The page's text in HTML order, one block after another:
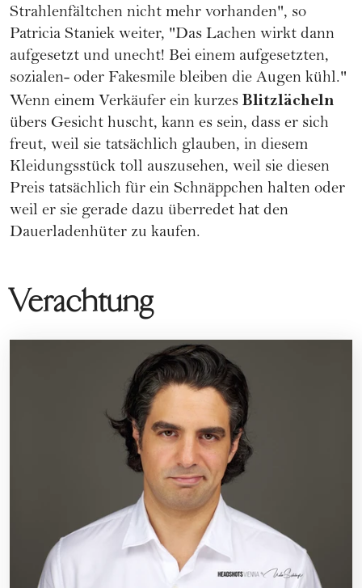
Strahlenfältchen nicht mehr vorhanden", so
Patricia Staniek weiter, "Das Lachen wirkt dann
aufgesetzt und unecht! Bei einem aufgesetzten,
sozialen- oder Fakesmile bleiben die Augen kühl."
Wenn einem Verkäufer ein kurzes Blitzlächeln
übers Gesicht huscht, kann es sein, dass er sich
freut, weil sie tatsächlich glauben, in diesem
Kleidungsstück toll auszusehen, weil sie diesen
Preis tatsächlich für ein Schnäppchen halten oder
weil er sie gerade dazu überredet hat den
Dauerladenhüter zu kaufen.
Verachtung